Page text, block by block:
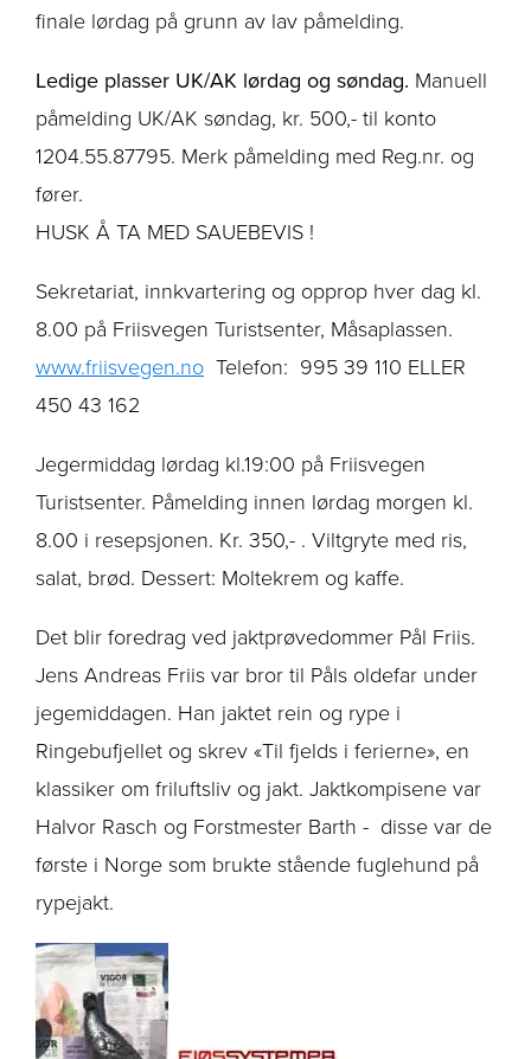
finale lørdag på grunn av lav påmelding.
Ledige plasser UK/AK lørdag og søndag. Manuell
påmelding UK/AK søndag, kr. 500,- til konto
1204.55.87795. Merk påmelding med Reg.nr. og
fører.
HUSK Å TA MED SAUEBEVIS !
Sekretariat, innkvartering og opprop hver dag kl.
8.00 på Friisvegen Turistsenter, Måsaplassen.
www.friisvegen.no Telefon: 995 39 110 ELLER
450 43 162
Jegermiddag lørdag kl.19:00 på Friisvegen
Turistsenter. Påmelding innen lørdag morgen kl.
8.00 i resepsjonen. Kr. 350,- . Viltgryte med ris,
salat, brød. Dessert: Moltekrem og kaffe.
Det blir foredrag ved jaktprøvedommer Pål Friis.
Jens Andreas Friis var bror til Påls oldefar under
jegemiddagen. Han jaktet rein og rype i
Ringebufjellet og skrev «Til fjelds i ferierne», en
klassiker om friluftsliv og jakt. Jaktkompisene var
Halvor Rasch og Forstmester Barth - disse var de
første i Norge som brukte stående fuglehund på
rypejakt.